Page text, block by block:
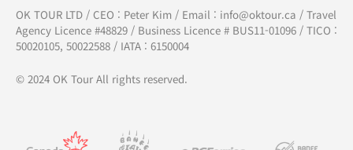
OK TOUR LTD / CEO : Peter Kim / Email : info@oktour.ca / Travel
Agency Licence #48829 / Business Licence # BUS11-01096 / TICO :
50020105, 50022588 / IATA : 6150004
© 2024 OK Tour All rights reserved.